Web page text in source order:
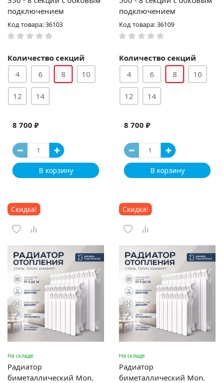
подключением
Код товара: 36103
Количество секций
4
6 8 10
12 14
8 700 ₽
В корзину
подключением
Код товара: 36109
Количество секций
4
6 8 10
12 14
8 700 ₽
В корзину
Скидка!
На складе
Радиатор
биметаллический Mon.
Скидка!
На складе
Радиатор
биметаллический Mon.